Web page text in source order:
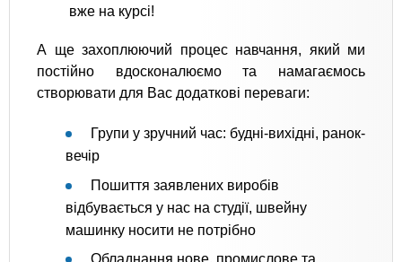
вже на курсі!
А ще захоплюючий процес навчання, який ми
постійно вдосконалюємо та намагаємось
створювати для Вас додаткові переваги:
Групи у зручний час: будні-вихідні, ранок-
вечір
Пошиття заявлених виробів
відбувається у нас на студії, швейну
машинку носити не потрібно
Обладнання нове, промислове та